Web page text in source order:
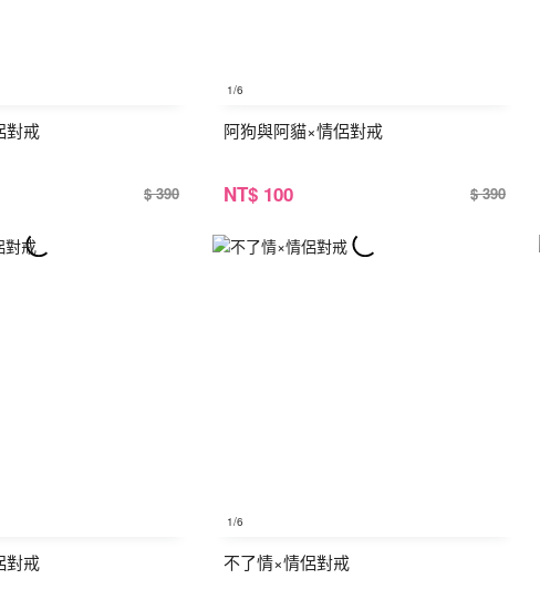
對戒
$ 390
1/6
阿狗與阿貓×情侶對戒
NT$ 100 $ 390
對戒
1/6
不了情×情侶對戒